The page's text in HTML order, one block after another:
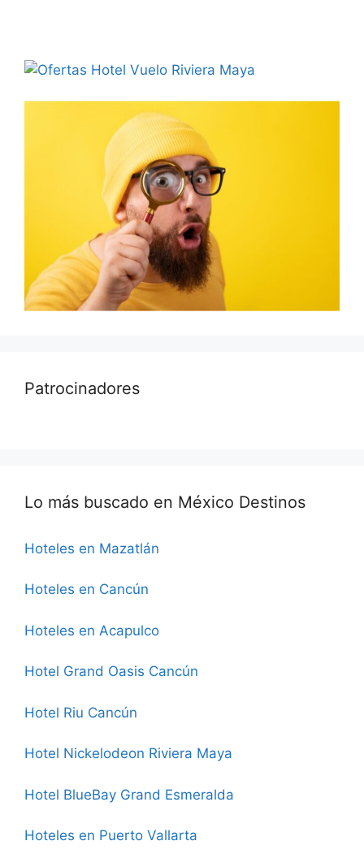
Patrocinadores
Lo más buscado en México Destinos
Hoteles en Mazatlán
Hoteles en Cancún
Hoteles en Acapulco
Hotel Grand Oasis Cancún
Hotel Riu Cancún
Hotel Nickelodeon Riviera Maya
Hotel BlueBay Grand Esmeralda
Hoteles en Puerto Vallarta